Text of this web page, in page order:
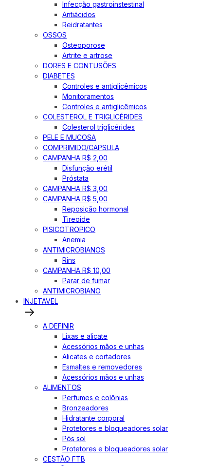
Infecção gastroinstestinal
Antiácidos
Reidratantes
OSSOS
Osteoporose
Artrite e artrose
DORES E CONTUSÕES
DIABETES
Controles e antiglicêmicos
Monitoramentos
Controles e antiglicêmicos
COLESTEROL E TRIGLICÉRIDES
Colesterol triglicérides
PELE E MUCOSA
COMPRIMIDO/CAPSULA
CAMPANHA R$ 2,00
Disfunção erétil
Próstata
CAMPANHA R$ 3,00
CAMPANHA R$ 5,00
Reposição hormonal
Tireoide
PISICOTROPICO
Anemia
ANTIMICROBIANOS
Rins
CAMPANHA R$ 10,00
Parar de fumar
ANTIMICROBIANO
INJETAVEL
A DEFINIR
Lixas e alicate
Acessórios mãos e unhas
Alicates e cortadores
Esmaltes e removedores
Acessórios mãos e unhas
ALIMENTOS
Perfumes e colônias
Bronzeadores
Hidratante corporal
Protetores e bloqueadores solar
Pós sol
Protetores e bloqueadores solar
CESTÃO FTB